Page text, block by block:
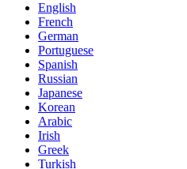
English
French
German
Portuguese
Spanish
Russian
Japanese
Korean
Arabic
Irish
Greek
Turkish